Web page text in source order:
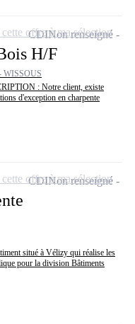
H/F
WISSOUS
: Notre client, existe
d'exception en charpente
CDINon renseigné
offre à ma sélection
situé à Vélizy qui réalise les
pour la division Bâtiments
CDINon renseigné
offre à ma sélection